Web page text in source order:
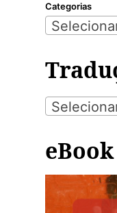
Categorias
eBook